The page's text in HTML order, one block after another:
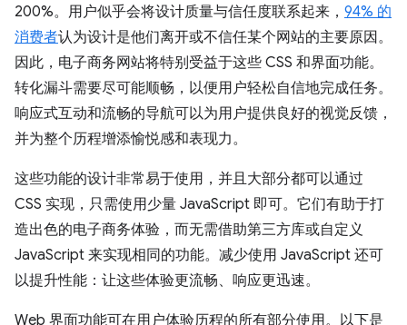
200%。用户似乎会将设计质量与信任度联系起来， 94% 的
消费者认为设计是他们离开或不信任某个网站的主要原因。
因此，电子商务网站将特别受益于这些 CSS 和界面功能。
转化漏斗需要尽可能顺畅，以便用户轻松自信地完成任务。
响应式互动和流畅的导航可以为用户提供良好的视觉反馈，
并为整个历程增添愉悦感和表现力。
这些功能的设计非常易于使用，并且大部分都可以通过
CSS 实现，只需使用少量 JavaScript 即可。它们有助于打
造出色的电子商务体验，而无需借助第三方库或自定义
JavaScript 来实现相同的功能。减少使用 JavaScript 还可
以提升性能：让这些体验更流畅、响应更迅速。
Web 界面功能可在用户体验历程的所有部分使用。以下是